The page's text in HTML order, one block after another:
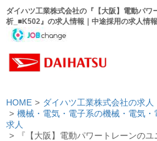
ダイハツ工業株式会社の『【大阪】電動パワ
析_■K502』の求人情報｜中途採用の求人情
HOME
ダイハツ工業株式会社の求人
機械・電気・電子系の機械・電気
求人
『【大阪】電動パワートレーンの